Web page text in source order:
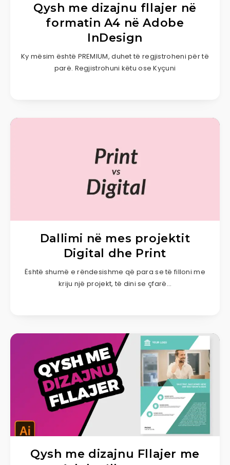
Qysh me dizajnu fllajer në
formatin A4 në Adobe
InDesign
Ky mësim është PREMIUM, duhet të regjistroheni për të
parë. Regjistrohuni këtu ose Kyçuni
Dallimi në mes projektit
Digital dhe Print
Është shumë e rëndesishme që para se të filloni me
kriju një projekt, të dini se çfarë…
Qysh me dizajnu Fllajer me